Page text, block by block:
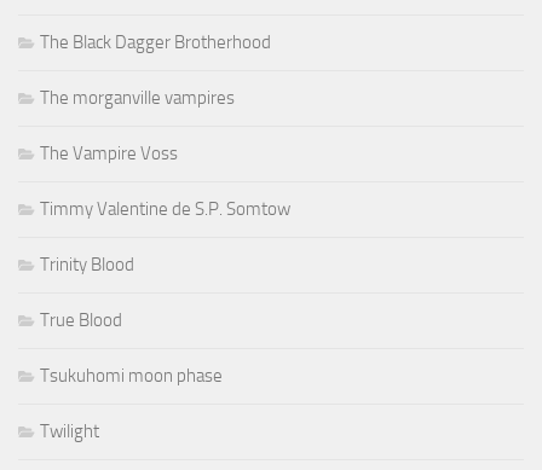
The Black Dagger Brotherhood
The morganville vampires
The Vampire Voss
Timmy Valentine de S.P. Somtow
Trinity Blood
True Blood
Tsukuhomi moon phase
Twilight